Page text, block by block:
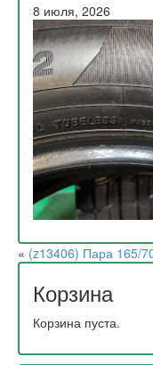
8 июля, 2026
« (z13406) Пара 165/
Корзина
Корзина пуста.